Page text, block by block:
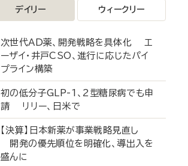
デイリー ウィークリー
次世代AD薬、開発戦略を具体化 エ
ーザイ・井戸CSO、進行に応じたパイ
プライン構築
初の低分子GLP-1、2型糖尿病でも申
請 リリー、日米で
【決算】日本新薬が事業戦略見直し
開発の優先順位を明確化、導出入を
盛んに